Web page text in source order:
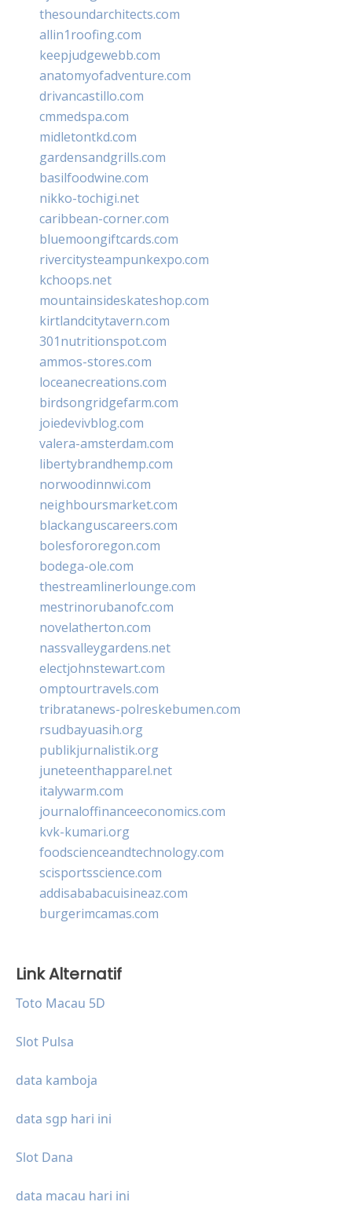
thesoundarchitects.com
allin1roofing.com
keepjudgewebb.com
anatomyofadventure.com
drivancastillo.com
cmmedspa.com
midletontkd.com
gardensandgrills.com
basilfoodwine.com
nikko-tochigi.net
caribbean-corner.com
bluemoongiftcards.com
rivercitysteampunkexpo.com
kchoops.net
mountainsideskateshop.com
kirtlandcitytavern.com
301nutritionspot.com
ammos-stores.com
loceanecreations.com
birdsongridgefarm.com
joiedevivblog.com
valera-amsterdam.com
libertybrandhemp.com
norwoodinnwi.com
neighboursmarket.com
blackanguscareers.com
bolesfororegon.com
bodega-ole.com
thestreamlinerlounge.com
mestrinorubanofc.com
novelatherton.com
nassvalleygardens.net
electjohnstewart.com
omptourtravels.com
tribratanews-polreskebumen.com
rsudbayuasih.org
publikjurnalistik.org
juneteenthapparel.net
italywarm.com
journaloffinanceeconomics.com
kvk-kumari.org
foodscienceandtechnology.com
scisportsscience.com
addisababacuisineaz.com
burgerimcamas.com
Link Alternatif
Toto Macau 5D
Slot Pulsa
data kamboja
data sgp hari ini
Slot Dana
data macau hari ini